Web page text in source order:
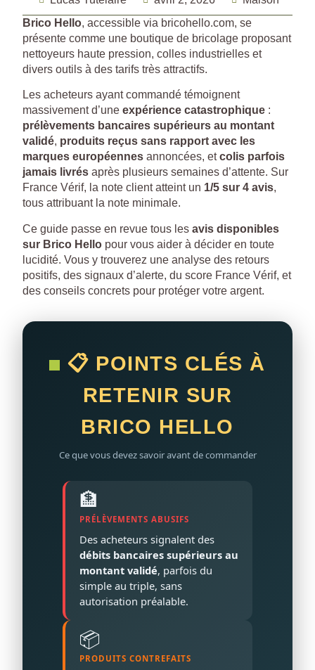
Brico Hello, accessible via bricohello.com, se
présente comme une boutique de bricolage proposant
nettoyeurs haute pression, colles industrielles et
divers outils à des tarifs très attractifs.
Les acheteurs ayant commandé témoignent
massivement d’une expérience catastrophique :
prélèvements bancaires supérieurs au montant
validé, produits reçus sans rapport avec les
marques européennes annoncées, etcolis parfois
jamais livrés après plusieurs semaines d’attente. Sur
France Vérif, la note client atteint un 1/5 sur 4 avis,
tous attribuant la note minimale.
Ce guide passe en revue tous les avis disponibles
sur Brico Hello pour vous aider à décider en toute
lucidité. Vous y trouverez une analyse des retours
positifs, des signaux d’alerte, du score France Vérif, et
des conseils concrets pour protéger votre argent.
📋 POINTS CLÉS À
RETENIR SUR
BRICO HELLO
Ce que vous devez savoir avant de commander
🏦
PRÉLÈVEMENTS ABUSIFS
Des acheteurs signalent des
débits bancaires supérieurs au
montant validé, parfois du
simple au triple, sans
autorisation préalable.
📦
PRODUITS CONTREFAITS